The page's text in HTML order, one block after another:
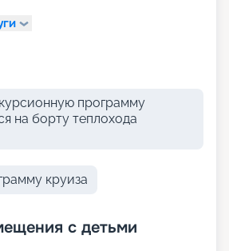
программу
на борту теплохода
круиза
с детьми